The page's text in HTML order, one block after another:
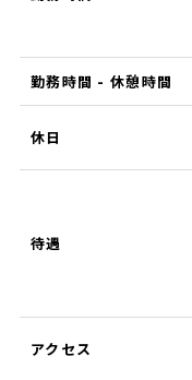
勤務時間 - 休憩時間
休日
待遇
アクセス